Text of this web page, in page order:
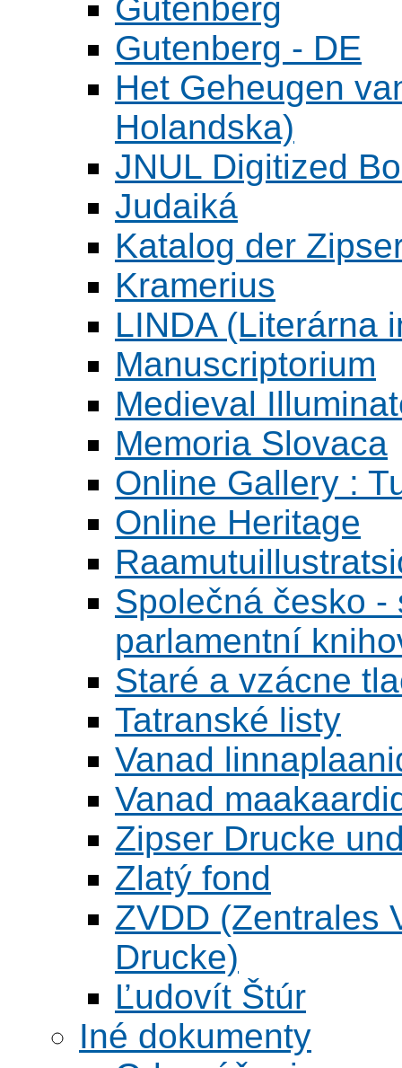
Gutenberg
Gutenberg - DE
Het Geheugen
Holandska)
JNUL Digitized
Judaiká
Katalog der
Kramerius
LINDA (Literárna
Manuscriptorium
Medieval
Memoria Slovaca
Online Gallery :
Online Heritage
Společná česko
parlamentní
Staré a vzácne
Tatranské listy
Vanad
Vanad
Zipser Drucke
Zlatý fond
ZVDD (Zentrales
Drucke)
Ľudovít Štúr
Iné dokumenty